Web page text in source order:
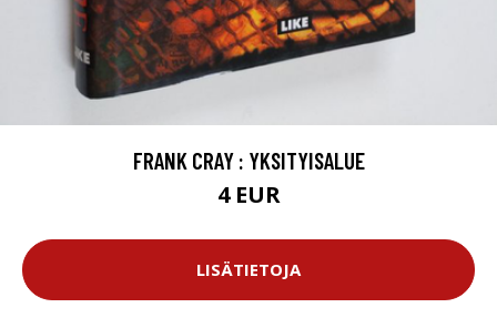
FRANK CRAY : YKSITYISALUE
4 EUR
LISÄTIETOJA